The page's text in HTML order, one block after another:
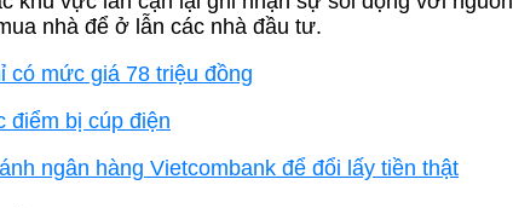
nhà để ở lẫn các nhà đầu tư.
có mức giá 78 triệu đồng
điểm bị cúp điện
ngân hàng Vietcombank để đổi lấy tiền thật